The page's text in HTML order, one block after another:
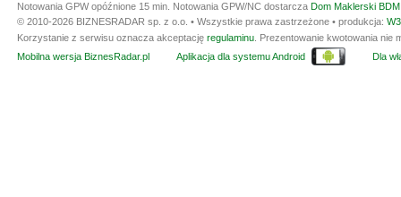
Notowania GPW opóźnione 15 min. Notowania GPW/NC dostarcza Dom Maklerski
© 2010-2026 BIZNESRADAR sp. z o.o. • Wszystkie prawa zastrzeżone • produkcja:
Korzystanie z serwisu oznacza akceptację regulaminu. Prezentowanie kwotowania nie
Mobilna wersja BiznesRadar.pl
Aplikacja dla systemu Android Dla